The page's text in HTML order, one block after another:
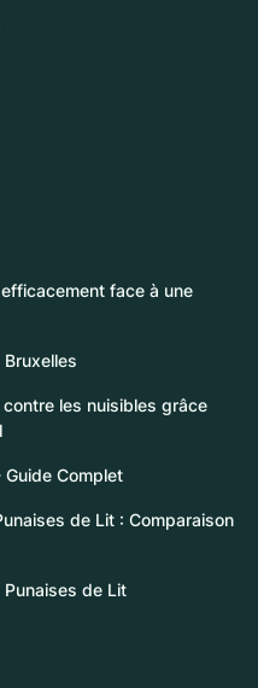
face à une
les nuisibles grâce
Complet
de Lit : Comparaison
de Lit